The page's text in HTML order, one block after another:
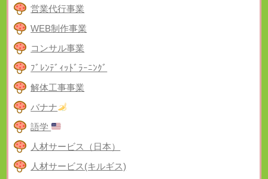
営業代行事業
WEB制作事業
コンサル事業
ﾌﾞﾚﾝﾃﾞｨｯﾄﾞﾗｰﾆﾝｸﾞ
解体工事事業
バナナ
語学
人材サービス（日本）
人材サービス(キルギス)